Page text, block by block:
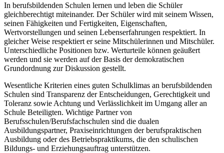
In berufsbildenden Schulen lernen und leben die Schüler
gleichberechtigt miteinander. Der Schüler wird mit seinem Wissen,
seinen Fähigkeiten und Fertigkeiten, Eigenschaften,
Wertvorstellungen und seinen Lebenserfahrungen respektiert. In
gleicher Weise respektiert er seine Mitschülerinnen und Mitschüler.
Unterschiedliche Positionen bzw. Werturteile können geäußert
werden und sie werden auf der Basis der demokratischen
Grundordnung zur Diskussion gestellt.
Wesentliche Kriterien eines guten Schulklimas an berufsbildenden
Schulen sind Transparenz der Entscheidungen, Gerechtigkeit und
Toleranz sowie Achtung und Verlässlichkeit im Umgang aller an
Schule Beteiligten. Wichtige Partner von
Berufsschulen/Berufsfachschulen sind die dualen
Ausbildungspartner, Praxiseinrichtungen der berufspraktischen
Ausbildung oder des Betriebspraktikums, die den schulischen
Bildungs- und Erziehungsauftrag unterstützen.